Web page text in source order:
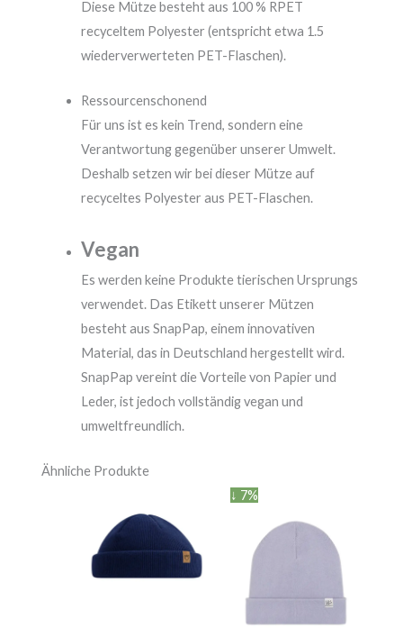
Diese Mütze besteht aus 100 % RPET
recyceltem Polyester (entspricht etwa 1.5
wiederverwerteten PET-Flaschen).
Ressourcenschonend
Für uns ist es kein Trend, sondern eine
Verantwortung gegenüber unserer Umwelt.
Deshalb setzen wir bei dieser Mütze auf
recyceltes Polyester aus PET-Flaschen.
Vegan
Es werden keine Produkte tierischen Ursprungs
verwendet. Das Etikett unserer Mützen
besteht aus SnapPap, einem innovativen
Material, das in Deutschland hergestellt wird.
SnapPap vereint die Vorteile von Papier und
Leder, ist jedoch vollständig vegan und
umweltfreundlich.
Ähnliche Produkte
↓ 7%
war:
26,90 €24,90 €.